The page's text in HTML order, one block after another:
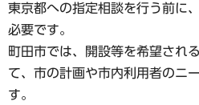
東京都への指定相談を行う前に
必要です。
町田市では、開設等を希望され
て、市の計画や市内利用者のニ
す。